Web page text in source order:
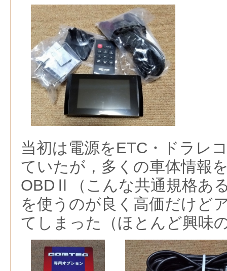
当初は電源をETC・ドラレ
ていたが，多くの車体情報
OBDⅡ（こんな共通規格あ
を使うのが良く高価だけど
てしまった（ほとんど興味